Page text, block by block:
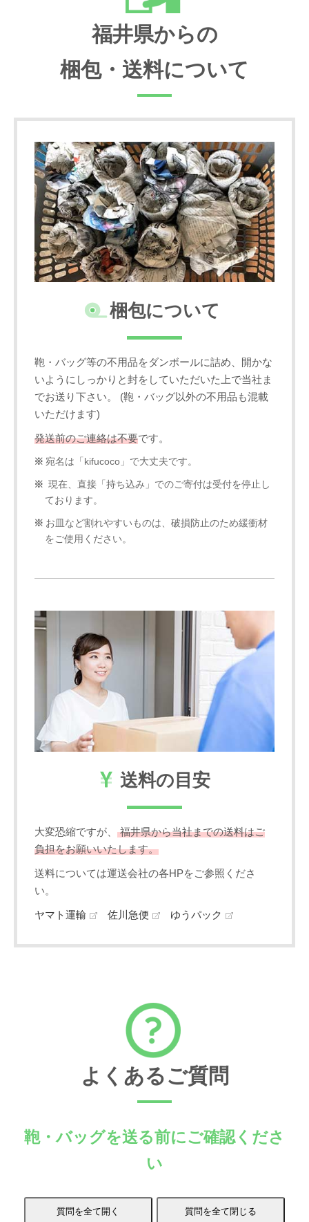
福井県からの
梱包・送料について
梱包について
鞄・バッグ等の不用品をダンボールに詰め、開かな
いようにしっかりと封をしていただいた上で当社ま
でお送り下さい。 (鞄・バッグ以外の不用品も混載
いただけます)
発送前のご連絡は不要です。
宛名は「kifucoco」で大丈夫です。
現在、直接「持ち込み」でのご寄付は受付を停止し
ております。
お皿など割れやすいものは、破損防止のため緩衝材
をご使用ください。
送料の目安
大変恐縮ですが、 福井県から当社までの送料はご
負担をお願いいたします。
送料については運送会社の各HPをご参照くださ
い。
ヤマト運輸 佐川急便 ゆうパック
よくあるご質問
鞄・バッグを送る前にご確認くださ
い